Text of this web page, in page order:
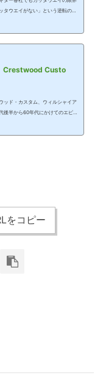
タウエイがない」という逆転の発
...Crestwood Custo
ッド・カスタム、ウィルシャイア
後半から60年代にかけてのエピフ
をコピー